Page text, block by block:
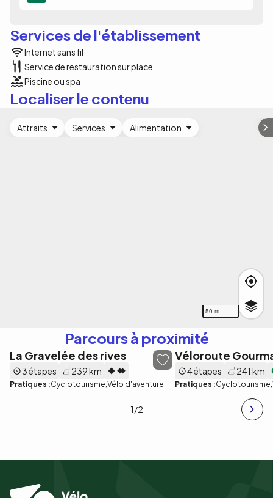
Services de l'établissement
Internet sans fil
Service de restauration sur place
Piscine ou spa
Localiser le contenu
50 m
Attraits Services Alimentation
Parcours à proximité
La Gravelée des rives
3 étapes 239 km
Pratiques :Cyclotourisme Vélo d'aventure
Véloroute
4 étapes 241 km
Pratiques :Cyclotourisme
1/2